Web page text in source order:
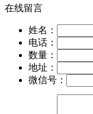
在线留言
姓名：
电话：
数量：
地址：
微信号：